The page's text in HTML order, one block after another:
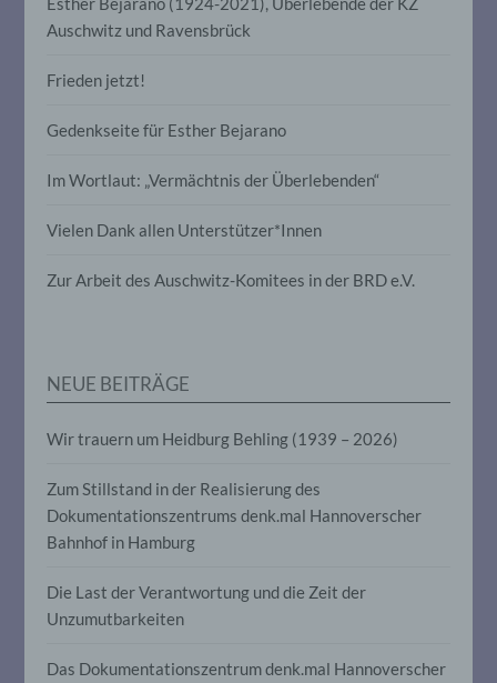
Auschwitz und Ravensbrück
Frieden jetzt!
Gedenkseite für Esther Bejarano
Im Wortlaut: „Vermächtnis der Überlebenden“
Vielen Dank allen Unterstützer*Innen
Zur Arbeit des Auschwitz-Komitees in der BRD e.V.
NEUE BEITRÄGE
Wir trauern um Heidburg Behling (1939 – 2026)
Zum Stillstand in der Realisierung des
Dokumentationszentrums denk.mal Hannoverscher
Bahnhof in Hamburg
Die Last der Verantwortung und die Zeit der
Unzumutbarkeiten
Das Dokumentationszentrum denk.mal Hannoverscher
Verbreitung oder eine andere Form der
Bereitstellung, den Abgleich oder die
Löschen oder die Vernichtung.
d) Einschränkung der Verarbeitung
Einschränkung der Verarbeitung ist die
personenbezogener Daten mit dem Ziel,
Profiling ist jede Art der automatisierten
Verarbeitung personenbezogener Daten,
personenbezogenen Daten verwendet
Person beziehen, zu bewerten,
insbesondere, um Aspekte bezüglich
Arbeitsleistung, wirtschaftlicher Lage,
Gesundheit, persönlicher Vorlieben,
Aufenthaltsort oder Ortswechsel dieser
natürlichen Person zu analysieren oder